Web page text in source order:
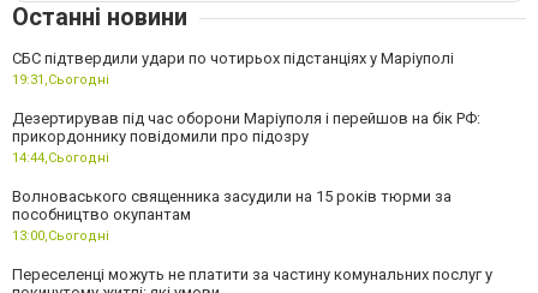
Останні новини
СБС підтвердили удари по чотирьох підстанціях у Маріуполі
19:31,Сьогодні
Дезертирував під час оборони Маріуполя і перейшов на бік РФ:
прикордоннику повідомили про підозру
14:44,Сьогодні
Волноваського священника засудили на 15 років тюрми за
пособництво окупантам
13:00,Сьогодні
Переселенці можуть не платити за частину комунальних послуг у